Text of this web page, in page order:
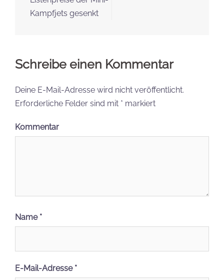
Kampfjets gesenkt
Schreibe einen Kommentar
Deine E-Mail-Adresse wird nicht veröffentlicht.
Erforderliche Felder sind mit * markiert
Kommentar
Name *
E-Mail-Adresse *